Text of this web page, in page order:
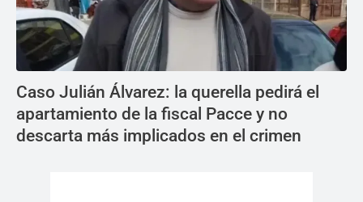
Caso Julián Álvarez: la querella pedirá el
apartamiento de la fiscal Pacce y no
descarta más implicados en el crimen